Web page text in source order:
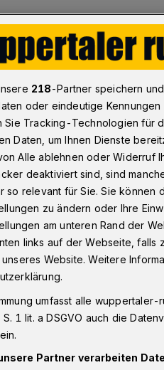
Barmer Kulturadvent
ist seit zwei
aus Heckinghausen.
218-Partner speichern
oder eindeutige Kennungen
Sie Tracking-Technologien für
Daten, um Ihnen Dienste
Alle ablehnen oder Widerruf
deaktiviert sind, sind
so relevant für Sie. Sie
zu ändern oder Ihre
am unteren Rand der
links auf der Webseite, falls
Website. Weitere
umfasst alle
1 lit. a DSGVO auch die
Partner verarbeiten